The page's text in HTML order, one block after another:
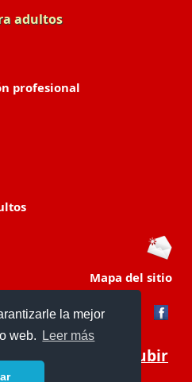
la mejor
web.
Leer más
adultos
profesional
Mapa del sitio
Subir